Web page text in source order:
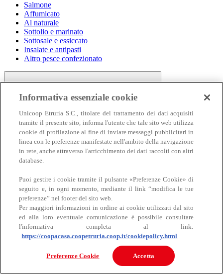
Salmone
Affumicato
Al naturale
Sottolio e marinato
Sottosale e essiccato
Insalate e antipasti
Altro pesce confezionato
Carne
Carne
Bovino
Informativa essenziale cookie
Unicoop Etruria S.C., titolare del trattamento dei dati acquisiti
tramite il presente sito, informa l'utente che tale sito web utilizza
cookie di profilazione al fine di inviare messaggi pubblicitari in
linea con le preferenze manifestate nell'ambito della navigazione
in rete, anche attraverso l'arricchimento dei dati raccolti con altri
database.
Puoi gestire i cookie tramite il pulsante «Preferenze Cookie» di
seguito e, in ogni momento, mediante il link “modifica le tue
preferenze” nel footer del sito web.
Per maggiori informazioni in ordine ai cookie utilizzati dal sito
ed alla loro eventuale comunicazione è possibile consultare
l'informativa completa al link:
https://coopacasa.coopetruria.coop.it/cookiepolicy.html
Preferenze Cookie Accetta